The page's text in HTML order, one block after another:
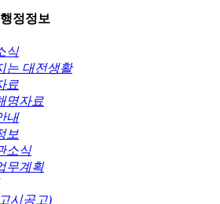
행정정보
식
는 대전생활
료
명자료
내
보
소식
무계획
시공고)